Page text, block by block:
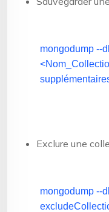
mongodump --
Exclure une
mongodump --